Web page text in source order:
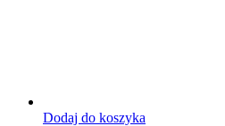
Dodaj do koszyka